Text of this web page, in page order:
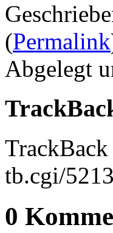
(Permalink
Abgelegt
tb.cgi/5213
0